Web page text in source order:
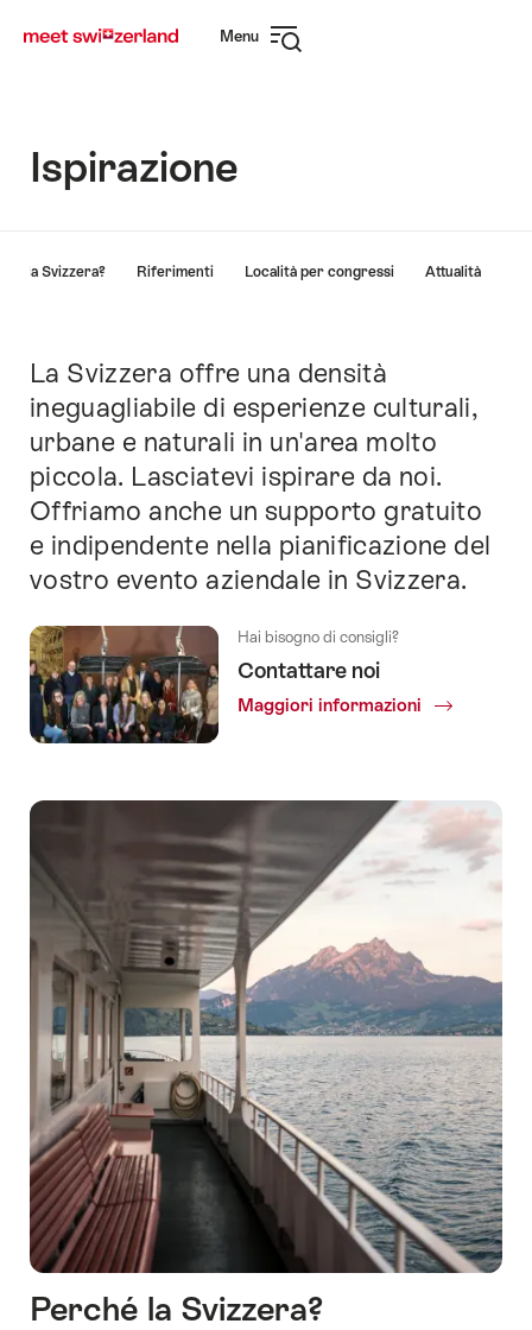
rapida
Menu
Ispirazione
conducono
direttamente
ai
punti
di
ancoraggio
di
questo
sito.
la Svizzera? Riferimenti Località per congressi Attualità
Introduzione
La Svizzera offre una densità
ineguagliabile di esperienze culturali,
urbane e naturali in un'area molto
piccola. Lasciatevi ispirare da noi.
Offriamo anche un supporto gratuito
e indipendente nella pianificazione del
vostro evento aziendale in Svizzera.
Hai bisogno di consigli?
Contattare noi
Maggiori informazioni
Perché la Svizzera?